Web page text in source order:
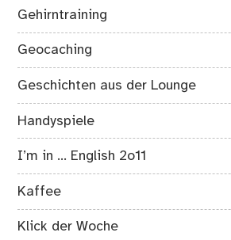
Gehirntraining
Geocaching
Geschichten aus der Lounge
Handyspiele
I’m in … English 2o11
Kaffee
Klick der Woche